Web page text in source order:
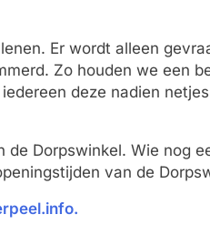
Er wordt alleen
Zo houden we een
deze nadien
Dorpswinkel. Wie nog
van de